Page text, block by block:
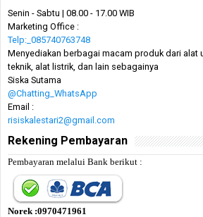
Senin - Sabtu | 08.00 - 17.00 WIB
Marketing Office :
Telp:_085740763748
Menyediakan berbagai macam produk dari alat
teknik, alat listrik, dan lain sebagainya
Siska Sutama
@Chatting_WhatsApp
Email :
risiskalestari2@gmail.com
Rekening Pembayaran
Pembayaran melalui Bank berikut :
Norek :0970471961